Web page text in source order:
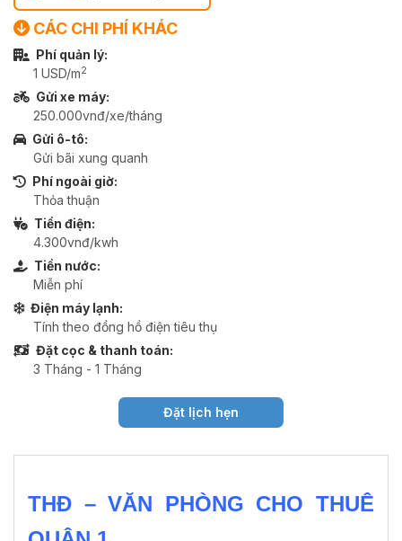
CÁC CHI PHÍ KHÁC
Phí quản lý:
1 USD/m2
Gửi xe máy:
250.000vnđ/xe/tháng
Gửi ô-tô:
Gửi bãi xung quanh
Phí ngoài giờ:
Thỏa thuận
Tiền điện:
4.300vnđ/kwh
Tiền nước:
Miễn phí
Điện máy lạnh:
Tính theo đồng hồ điện tiêu thụ
Đặt cọc & thanh toán:
3 Tháng - 1 Tháng
Đặt lịch hẹn
THĐ – VĂN PHÒNG CHO THUÊ